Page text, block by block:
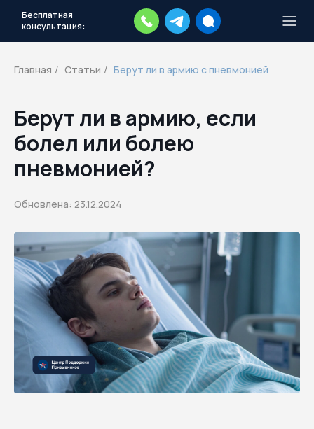
Бесплатная
консультация:
Главная / Статьи / Берут ли в армию с пневмонией
Берут ли в армию, если
болел или болею
пневмонией?
Обновлена: 23.12.2024
каждый день.
действий